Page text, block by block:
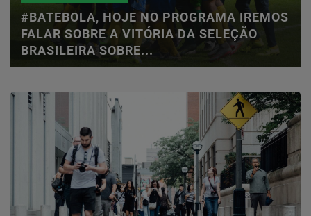
#BATEBOLA, HOJE NO PROGRAMA IREMOS
FALAR SOBRE A VITÓRIA DA SELEÇÃO
BRASILEIRA SOBRE...